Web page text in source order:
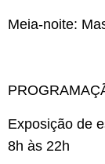
Meia-noite:
Exposição de
8h às 22h